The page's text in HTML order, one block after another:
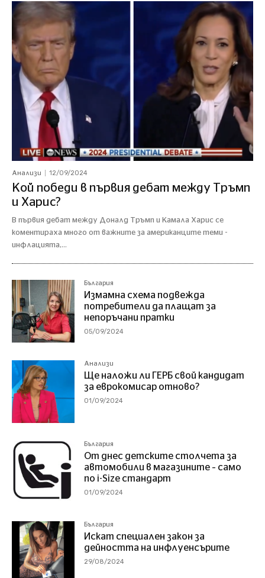
Анализи 12/09/2024
Кой победи в първия дебат между Тръмп
и Харис?
В първия дебат между Доналд Тръмп и Камала Харис се
коментираха много от важните за американците теми -
инфлацията,...
България
Измамна схема подвежда
потребители да плащат за
непоръчани пратки
05/09/2024
Анализи
Ще наложи ли ГЕРБ свой кандидат
за еврокомисар отново?
01/09/2024
България
От днес детските столчета за
автомобили в магазините – само
по i-Size стандарт
01/09/2024
България
Искат специален закон за
дейността на инфлуенсърите
29/08/2024